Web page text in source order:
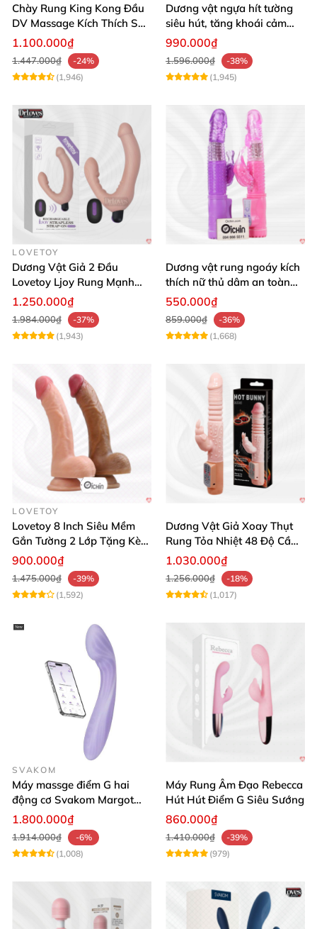
Chày Rung King Kong Đầu
DV Massage Kích Thích Sâu
Mạnh Mẽ
1.100.000₫
1.447.000₫
-24%
(1,946)
Dương vật ngựa hít tường
siêu hút, tăng khoái cảm
tận hưởng
990.000₫
1.596.000₫
-38%
(1,945)
LOVETOY
Dương Vật Giả 2 Đầu
Lovetoy Ljoy Rung Mạnh
ĐKTX Hút Sâu
1.250.000₫
1.984.000₫
-37%
(1,943)
Dương vật rung ngoáy kích
thích nữ thủ dâm an toàn
cao cấp
550.000₫
859.000₫
-36%
(1,668)
LOVETOY
Lovetoy 8 Inch Siêu Mềm
Gắn Tường 2 Lớp Tặng Kèm
Dầu Massage
900.000₫
1.475.000₫
-39%
(1,592)
Dương Vật Giả Xoay Thụt
Rung Tỏa Nhiệt 48 Độ Cầm
Tay Hot Bunny
1.030.000₫
1.256.000₫
-18%
(1,017)
SVAKOM
Máy massge điểm G hai
động cơ Svakom Margot
điều khiển qua app
1.800.000₫
1.914.000₫
-6%
(1,008)
Máy Rung Âm Đạo Rebecca
Hút Hút Điểm G Siêu Sướng
860.000₫
1.410.000₫
-39%
(979)